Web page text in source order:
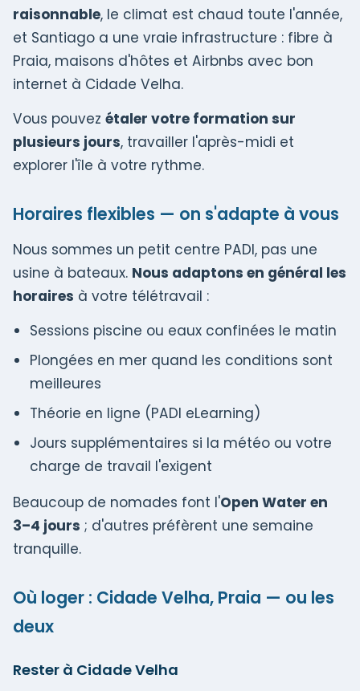
raisonnable, le climat est chaud toute l'année,
et Santiago a une vraie infrastructure : fibre à
Praia, maisons d'hôtes et Airbnbs avec bon
internet à Cidade Velha.
Vous pouvez étaler votre formation sur
plusieurs jours, travailler l'après-midi et
explorer l'île à votre rythme.
Horaires flexibles — on s'adapte à vous
Nous sommes un petit centre PADI, pas une
usine à bateaux. Nous adaptons en général les
horaires à votre télétravail :
Sessions piscine ou eaux confinées le matin
Plongées en mer quand les conditions sont
meilleures
Théorie en ligne (PADI eLearning)
Jours supplémentaires si la météo ou votre
charge de travail l'exigent
Beaucoup de nomades font l'Open Water en
3–4 jours ; d'autres préfèrent une semaine
tranquille.
Où loger : Cidade Velha, Praia — ou les
deux
Rester à Cidade Velha